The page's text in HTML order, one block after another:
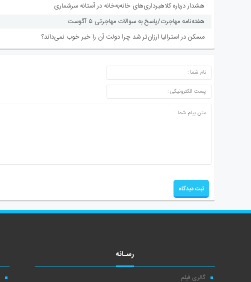
هشدار درباره کلاهبرداری‌های خانه‌به‌خانه در آستانه سرشماری
هفته‌نامه مهاجرت/پاسخ به سوالات مهاجرتی ۵ آگوست
مسکن در استرالیا ارزان‌تر شد چرا دولت آن را خبر خوب نمی‌داند؟
ارسال دیدگاه
رسـانه
گالری فیلم